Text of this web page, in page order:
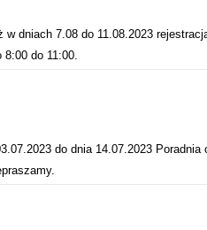
dniach 7.08 do 11.08.2023
8:00 do 11:00.
do dnia 14.07.2023